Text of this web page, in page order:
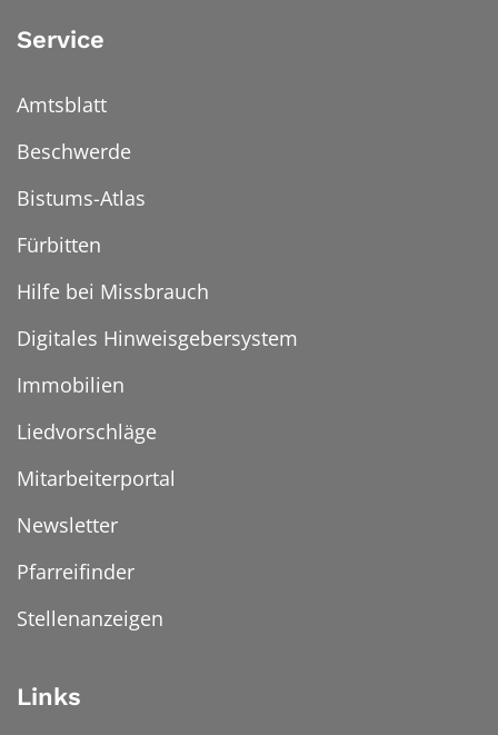
Service
Amtsblatt
Beschwerde
Bistums-Atlas
Fürbitten
Hilfe bei Missbrauch
Digitales Hinweisgebersystem
Immobilien
Liedvorschläge
Mitarbeiterportal
Newsletter
Pfarreifinder
Stellenanzeigen
Links